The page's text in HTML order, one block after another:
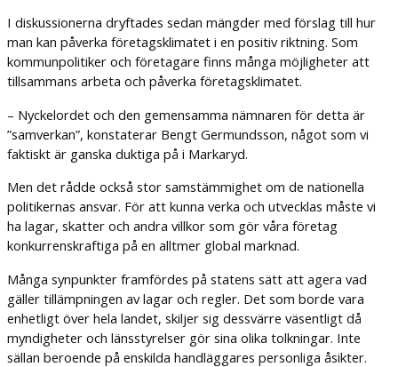
I diskussionerna dryftades sedan mängder med förslag till hur
man kan påverka företagsklimatet i en positiv riktning. Som
kommunpolitiker och företagare finns många möjligheter att
tillsammans arbeta och påverka företagsklimatet.
– Nyckelordet och den gemensamma nämnaren för detta är
”samverkan”, konstaterar Bengt Germundsson, något som vi
faktiskt är ganska duktiga på i Markaryd.
Men det rådde också stor samstämmighet om de nationella
politikernas ansvar. För att kunna verka och utvecklas måste vi
ha lagar, skatter och andra villkor som gör våra företag
konkurrenskraftiga på en alltmer global marknad.
Många synpunkter framfördes på statens sätt att agera vad
gäller tillämpningen av lagar och regler. Det som borde vara
enhetligt över hela landet, skiljer sig dessvärre väsentligt då
myndigheter och länsstyrelser gör sina olika tolkningar. Inte
sällan beroende på enskilda handläggares personliga åsikter.